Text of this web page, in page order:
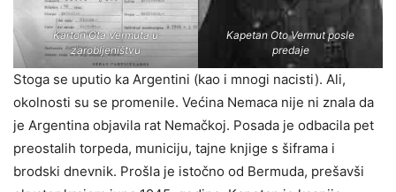
Karton Ota Vermuta u
zarobljeništvu
Kapetan Oto Vermut posle
predaje
Stoga se uputio ka Argentini (kao i mnogi nacisti). Ali,
okolnosti su se promenile. Većina Nemaca nije ni znala da
je Argentina objavila rat Nemačkoj. Posada je odbacila pet
preostalih torpeda, municiju, tajne knjige s šiframa i
brodski dnevnik. Prošla je istočno od Bermuda, prešavši